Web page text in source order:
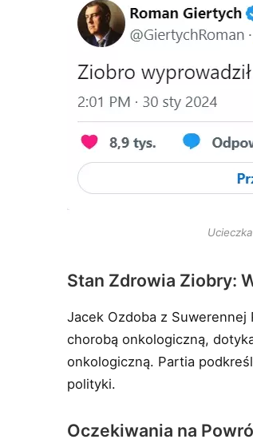
Stan Zdrowia Ziobry:
Jacek Ozdoba z
chorobą onkologiczną,
onkologiczną. Partia
polityki.
Oczekiwania na